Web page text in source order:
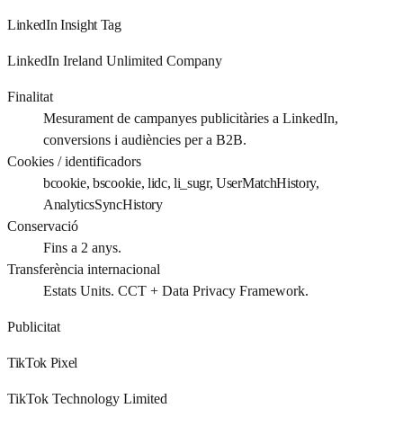
LinkedIn Insight Tag
LinkedIn Ireland Unlimited Company
Finalitat
Mesurament de campanyes publicitàries a LinkedIn,
conversions i audiències per a B2B.
Cookies / identificadors
bcookie, bscookie, lidc, li_sugr, UserMatchHistory,
AnalyticsSyncHistory
Conservació
Fins a 2 anys.
Transferència internacional
Estats Units. CCT + Data Privacy Framework.
Publicitat
TikTok Pixel
TikTok Technology Limited